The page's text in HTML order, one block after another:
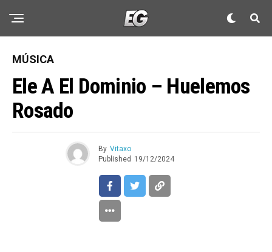
MÚSICA
Ele A El Dominio – Huelemos
Rosado
By Vitaxo
Published 19/12/2024